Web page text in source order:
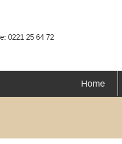
0221 25 64 72
Home